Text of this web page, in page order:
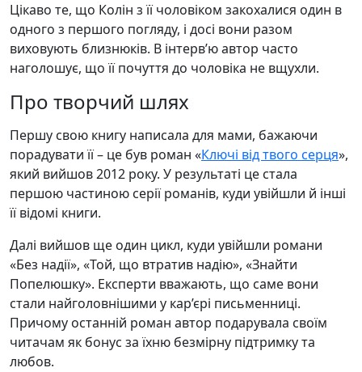
Цікаво те, що Колін з її чоловіком закохалися один в
одного з першого погляду, і досі вони разом
виховують близнюків. В інтерв’ю автор часто
наголошує, що її почуття до чоловіка не вщухли.
Про творчий шлях
Першу свою книгу написала для мами, бажаючи
порадувати її – це був роман «Ключі від твого серця»,
який вийшов 2012 року. У результаті це стала
першою частиною серії романів, куди увійшли й інші
її відомі книги.
Далі вийшов ще один цикл, куди увійшли романи
«Без надії», «Той, що втратив надію», «Знайти
Попелюшку». Експерти вважають, що саме вони
стали найголовнішими у кар’єрі письменниці.
Причому останній роман автор подарувала своїм
читачам як бонус за їхню безмірну підтримку та
любов.